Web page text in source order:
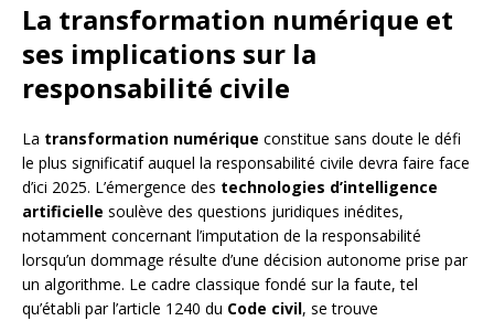
La transformation numérique et
ses implications sur la
responsabilité civile
La transformation numérique constitue sans doute le défi
le plus significatif auquel la responsabilité civile devra faire face
d’ici 2025. L’émergence des technologies d’intelligence
artificielle soulève des questions juridiques inédites,
notamment concernant l’imputation de la responsabilité
lorsqu’un dommage résulte d’une décision autonome prise par
un algorithme. Le cadre classique fondé sur la faute, tel
qu’établi par l’article 1240 du Code civil, se trouve